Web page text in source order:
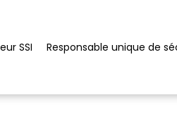
SSI Responsable unique de